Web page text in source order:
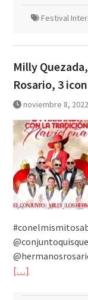
Festival
Milly
Rosario, 3
noviembre 8, 2022
[…]